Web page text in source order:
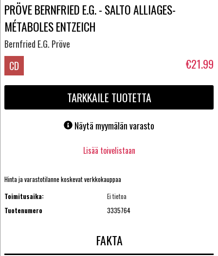
PRÖVE BERNFRIED E.G. - SALTO ALLIAGES-
MÉTABOLES ENTZEICH
Bernfried E.G. Pröve
CD €21.99
TARKKAILE TUOTETTA
Näytä myymälän varasto
Lisää toivelistaan
Hinta ja varastotilanne koskevat verkkokauppaa
Toimitusaika:
Ei tietoa
Tuotenumero
3335764
FAKTA